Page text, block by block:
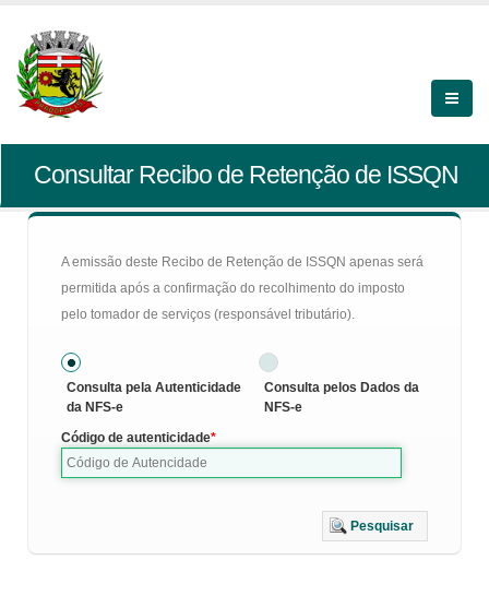
Consultar Recibo de Retenção de ISSQN
A emissão deste Recibo de Retenção de ISSQN apenas será
permitida após a confirmação do recolhimento do imposto
pelo tomador de serviços (responsável tributário).
Consulta pela Autenticidade
da NFS-e
Consulta pelos Dados da
NFS-e
Código de autenticidade
Pesquisar